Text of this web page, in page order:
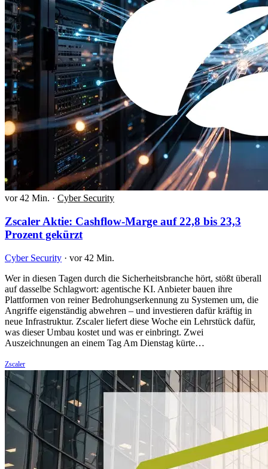
vor 42 Min. · Cyber Security
Zscaler Aktie: Cashflow-Marge auf 22,8 bis 23,3
Prozent gekürzt
Cyber Security · vor 42 Min.
Wer in diesen Tagen durch die Sicherheitsbranche hört, stößt überall
auf dasselbe Schlagwort: agentische KI. Anbieter bauen ihre
Plattformen von reiner Bedrohungserkennung zu Systemen um, die
Angriffe eigenständig abwehren – und investieren dafür kräftig in
neue Infrastruktur. Zscaler liefert diese Woche ein Lehrstück dafür,
was dieser Umbau kostet und was er einbringt. Zwei
Auszeichnungen an einem Tag Am Dienstag kürte…
Zscaler